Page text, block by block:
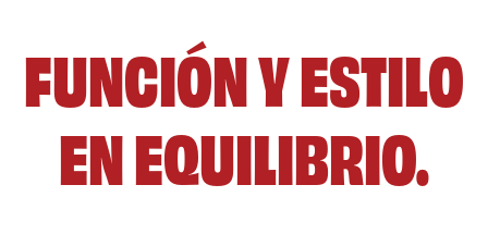
FUNCIÓN Y ESTILO
EN EQUILIBRIO.